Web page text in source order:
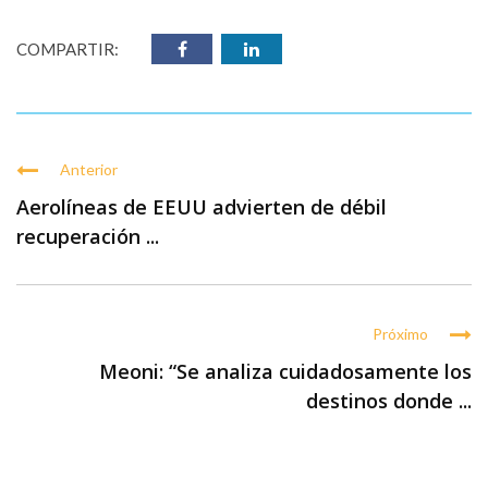
COMPARTIR:
Anterior
Aerolíneas de EEUU advierten de débil
recuperación ...
Próximo
Meoni: “Se analiza cuidadosamente los
destinos donde ...